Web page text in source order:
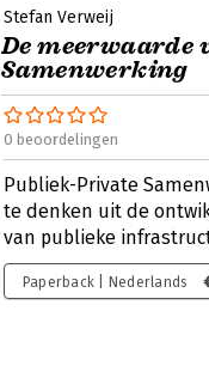
Stefan Verweij
De
Samenwerking
0 beoordelingen
Publiek-Private
te denken uit de
van publieke
Paperback | Nederlands